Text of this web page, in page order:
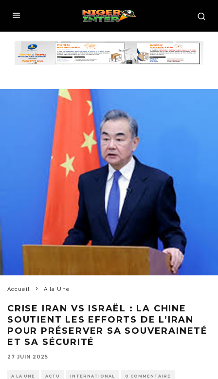
Accueil A la Une
CRISE IRAN VS ISRAËL : LA CHINE
SOUTIENT LES EFFORTS DE L’IRAN
POUR PRÉSERVER SA SOUVERAINETÉ
ET SA SÉCURITÉ
27 JUIN 2025
A LA UNE ACTU INTERNATIONAL 0 COMMENTAIRE